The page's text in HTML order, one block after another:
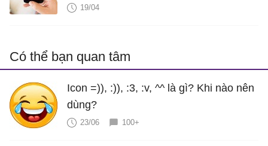
19/04
Có thể bạn quan tâm
Icon =)), :)), :3, :v, ^^ là gì? Khi nào nên
dùng?
23/06 100+